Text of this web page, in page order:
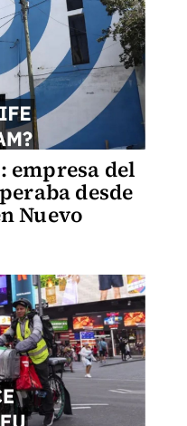
del
desde
Nuevo